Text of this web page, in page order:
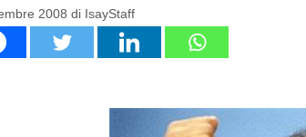
2008 di IsayStaff